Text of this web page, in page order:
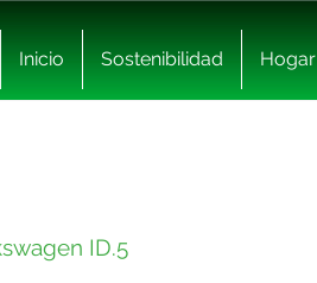
Inicio Sostenibilidad Hogar
ID.5